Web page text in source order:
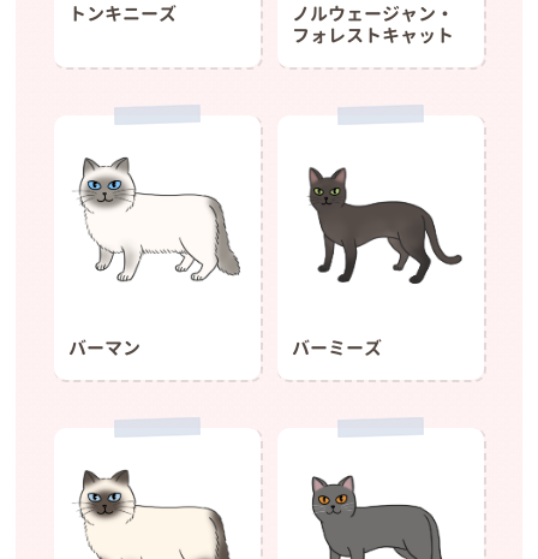
トンキニーズ
ノルウェージャン・
フォレストキャット
バーマン バーミーズ